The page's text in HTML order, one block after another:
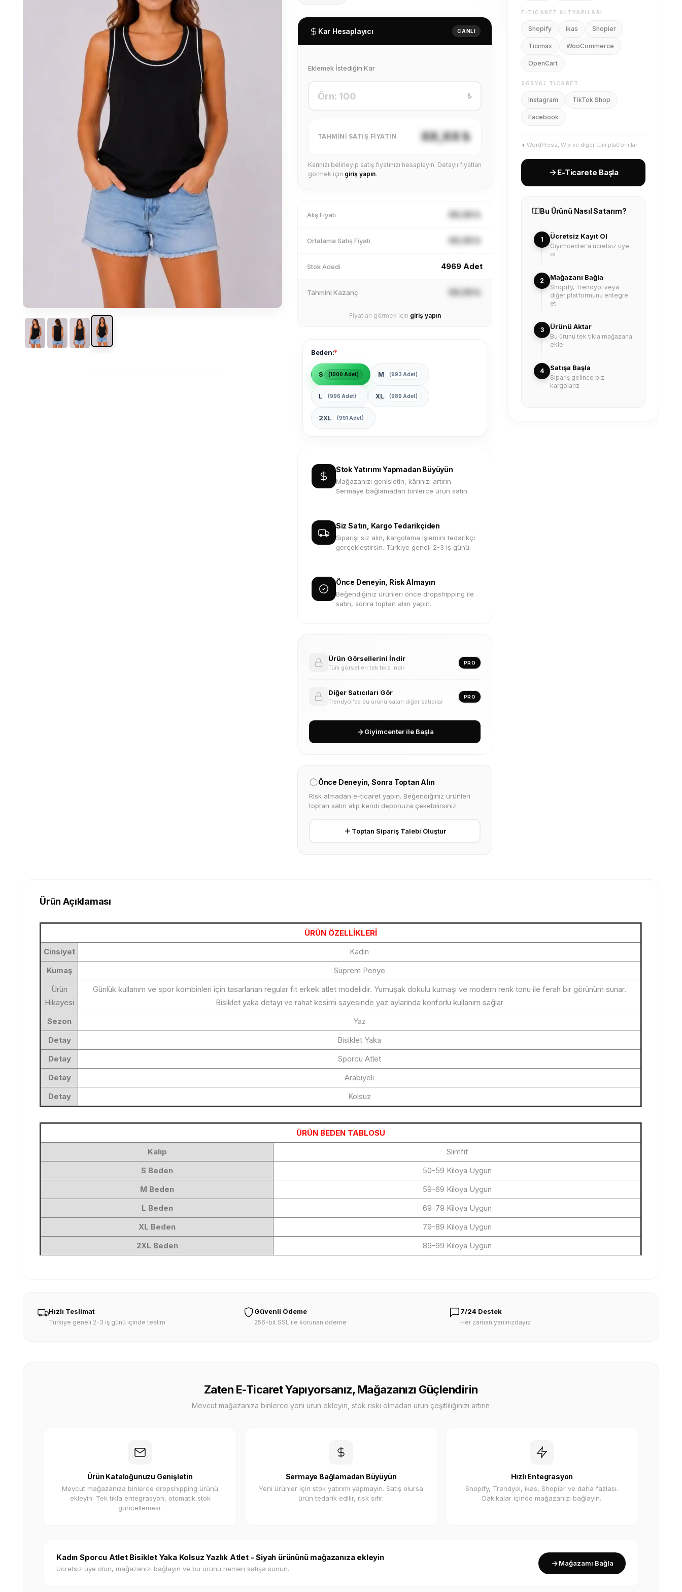
Kar Hesaplayıcı CANLI
Eklemek İstediğin Kar
₺
TAHMINI SATIŞ FIYATIN XX,XX ₺
Karınızı belirleyip satış fiyatınızı hesaplayın. Detaylı fiyatları
görmek için giriş yapın.
Alış Fiyatı XX,XX ₺
Ortalama Satış Fiyatı XX,XX ₺
Stok Adedi 4969 Adet
Tahmini Kazanç XX,XX ₺
Fiyatları görmek için giriş yapın
Beden:*
S (1000 Adet) M (993 Adet)
L (996 Adet) XL (989 Adet)
2XL (991 Adet)
Stok Yatırımı Yapmadan Büyüyün
Mağazanızı genişletin, kârınızı artırın.
Sermaye bağlamadan binlerce ürün satın.
Siz Satın, Kargo Tedarikçiden
Siparişi siz alın, kargolama işlemini tedarikçi
gerçekleştirsin. Türkiye geneli 2-3 iş günü.
Önce Deneyin, Risk Almayın
Beğendiğiniz ürünleri önce dropshipping ile
satın, sonra toptan alım yapın.
Ürün Görsellerini İndir
Tüm görselleri tek tıkla indir
PRO
Diğer Satıcıları Gör
Trendyol'da bu ürünü satan diğer satıcılar
PRO
Giyimcenter ile Başla
Önce Deneyin, Sonra Toptan Alın
Risk almadan e-ticaret yapın. Beğendiğiniz ürünleri
toptan satın alıp kendi deponuza çekebilirsiniz.
Toptan Sipariş Talebi Oluştur
E-TICARET ALTYAPILARI
Shopify ikas Shopier
Ticimax WooCommerce
OpenCart
SOSYAL TICARET
Instagram TikTok Shop
Facebook
+ WordPress, Wix ve diğer tüm platformlar
E-Ticarete Başla
Bu Ürünü Nasıl Satarım?
1 Ücretsiz Kayıt Ol
Giyimcenter'a ücretsiz üye
ol
2 Mağazanı Bağla
Shopify, Trendyol veya
diğer platformunu entegre
et
3 Ürünü Aktar
Bu ürünü tek tıkla mağazana
ekle
4 Satışa Başla
Sipariş gelince biz
kargolarız
Ürün Açıklaması
ÜRÜN ÖZELLİKLERİ
Cinsiyet
Kadın
Kumaş
Süprem Penye
Ürün
Hikayesi
Günlük kullanım ve spor kombinleri için tasarlanan regular fit erkek atlet modelidir. Yumuşak dokulu kumaşı ve modern renk tonu ile ferah bir görünüm sunar.
Bisiklet yaka detayı ve rahat kesimi sayesinde yaz aylarında konforlu kullanım sağlar
Sezon
Yaz
Detay
Bisiklet Yaka
Detay
Sporcu Atlet
Detay
Arabiyeli
Detay
Kolsuz
ÜRÜN BEDEN TABLOSU
Kalıp
Slimfit
S Beden
50-59 Kiloya Uygun
M Beden
59-69 Kiloya Uygun
L Beden
69-79 Kiloya Uygun
XL Beden
79-89 Kiloya Uygun
2XL Beden
89-99 Kiloya Uygun
Hızlı Teslimat
Türkiye geneli 2-3 iş günü içinde teslim
Güvenli Ödeme
256-bit SSL ile korunan ödeme
7/24 Destek
Her zaman yanınızdayız
Zaten E-Ticaret Yapıyorsanız, Mağazanızı Güçlendirin
Mevcut mağazanıza binlerce yeni ürün ekleyin, stok riski olmadan ürün çeşitliliğinizi artırın
Ürün Kataloğunuzu Genişletin
Mevcut mağazanıza binlerce dropshipping ürünü
ekleyin. Tek tıkla entegrasyon, otomatik stok
güncellemesi.
Sermaye Bağlamadan Büyüyün
Yeni ürünler için stok yatırımı yapmayın. Satış olursa
ürün tedarik edilir, risk sıfır.
Hızlı Entegrasyon
Shopify, Trendyol, ikas, Shopier ve daha fazlası.
Dakikalar içinde mağazanızı bağlayın.
Kadın Sporcu Atlet Bisiklet Yaka Kolsuz Yazlık Atlet - Siyah ürününü mağazanıza ekleyin
Ücretsiz üye olun, mağazanızı bağlayın ve bu ürünü hemen satışa sunun.
Mağazamı Bağla